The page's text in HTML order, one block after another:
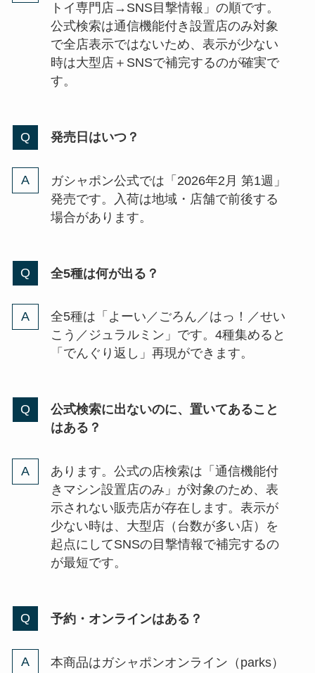
トイ専門店→SNS目撃情報」の順です。
公式検索は通信機能付き設置店のみ対象
で全店表示ではないため、表示が少ない
時は大型店＋SNSで補完するのが確実で
す。
発売日はいつ？
ガシャポン公式では「2026年2月 第1週」
発売です。入荷は地域・店舗で前後する
場合があります。
全5種は何が出る？
全5種は「よーい／ごろん／はっ！／せい
こう／ジュラルミン」です。4種集めると
「でんぐり返し」再現ができます。
公式検索に出ないのに、置いてあること
はある？
あります。公式の店検索は「通信機能付
きマシン設置店のみ」が対象のため、表
示されない販売店が存在します。表示が
少ない時は、大型店（台数が多い店）を
起点にしてSNSの目撃情報で補完するの
が最短です。
予約・オンラインはある？
本商品はガシャポンオンライン（parks）